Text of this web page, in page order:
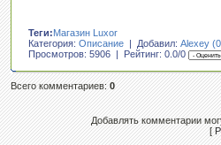
Теги:Магазин Luxor
Категория: Описание | Добавил: Alexey
Просмотров: 5906 | Рейтинг: 0.0/0
Всего комментариев:0
Добавлять комментарии
[